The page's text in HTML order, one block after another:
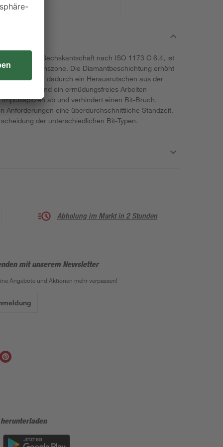
mit 1/4" Sechskantschaft nach ISO 1173 C 6.4, ist
eine Torsionszone. Die Diamantbeschichtung erhöht
verhindert dadurch ein Herausrutschen aus der
reduziert und ein ermüdungsfreies Arbeiten
ab und verhindert einen Bit-Bruch.
Anforderungen eine überdurchschnittliche Standzeit.
der unterschiedlichen Bit-Typen.
Abholung im Markt in 2 Stunden
mit unserem Newsletter
Angebote und Aktionen mehr verpassen!